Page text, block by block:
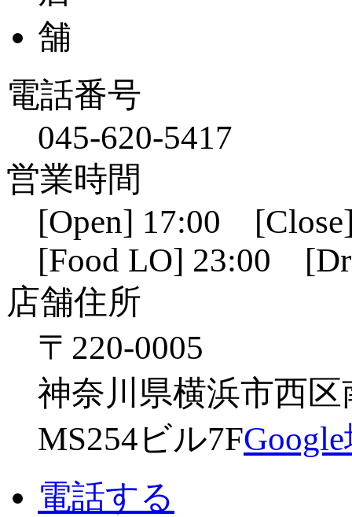
電話番号
045-620-5417
営業時間
[Open] 17:00
[Food LO] 23:00
店舗住所
〒220-0005
神奈川県横浜市西区
MS254ビル7F
電話する